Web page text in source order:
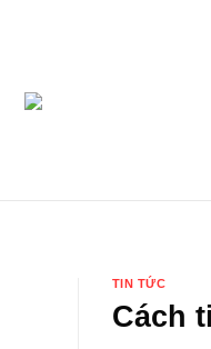
TIN TỨC
Cách